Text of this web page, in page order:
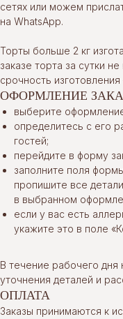
сетях или можем
на WhatsApp.
Торты больше 2 кг
заказе торта за сутки
срочность
ОФОРМЛЕНИЕ
выберите
определитесь с его
гостей;
перейдите в форму
заполните поля
пропишите все
в выбранном
если у вас есть
укажите это в поле
В течение рабочего
уточнения деталей и
ОПЛАТА
Заказы принимаются к